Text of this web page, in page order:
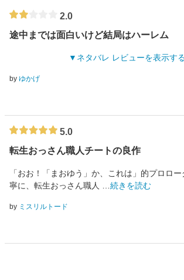
2.0
途中までは面白いけど結局はハーレム
ネタバレ レビューを表示す
by ゆかげ
5.0
転生おっさん職人チートの良作
「おお！「まおゆう」か、これは」的プロロ
寧に、転生おっさん職人 …続きを読む
by ミスリルトード